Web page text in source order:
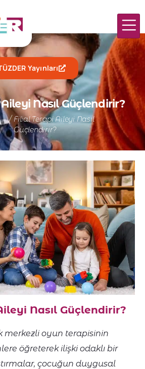
Yayınları
Nasıl Güçlendirir?
/ Filial Terapi Aileyi Nasıl
Güçlendirir?
Nasıl Güçlendirir?
merkezli oyun terapisinin
öğreterek ilişki odaklı bir
çocuğun duygusal